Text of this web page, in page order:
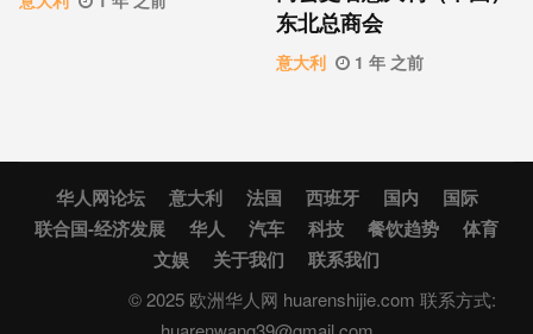
东北总商会
意大利 1 年 之前
华人网论坛 意大利 法国 西班牙 国内
国际
联合国-经济发展
华人 汽车 科技 餐饮趋势
体育
文娱
关于我们 联系我们
© 2025 欧洲华人网 huarenshijie.com 联系方式: